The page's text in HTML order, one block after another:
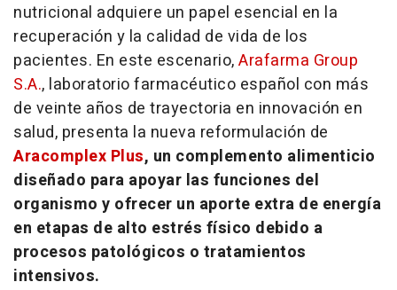
nutricional adquiere un papel esencial en la
recuperación y la calidad de vida de los
pacientes. En este escenario,Arafarma Group
S.A., laboratorio farmacéutico español con más
de veinte años de trayectoria en innovación en
salud, presenta la nueva reformulación de
Aracomplex Plus, un complemento alimenticio
diseñado para apoyar las funciones del
organismo y ofrecer un aporte extra de energía
en etapas de alto estrés físico debido a
procesos patológicos o tratamientos
intensivos.